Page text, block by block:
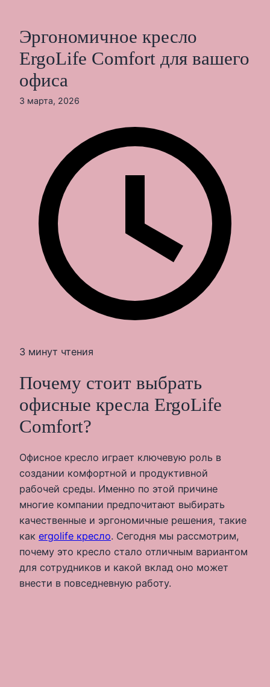
Эргономичное кресло
ErgoLife Comfort для вашего
офиса
3 марта, 2026
3 минут чтения
Почему стоит выбрать
офисные кресла ErgoLife
Comfort?
Офисное кресло играет ключевую роль в
создании комфортной и продуктивной
рабочей среды. Именно по этой причине
многие компании предпочитают выбирать
качественные и эргономичные решения, такие
как ergolife кресло. Сегодня мы рассмотрим,
почему это кресло стало отличным вариантом
для сотрудников и какой вклад оно может
внести в повседневную работу.